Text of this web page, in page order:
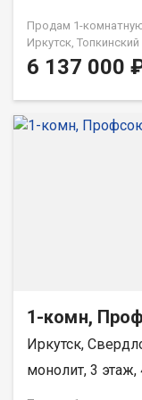
Продам 1-
Иркутск,
6 137 000
1-комн,
Иркутск,
монолит, 3 этаж,